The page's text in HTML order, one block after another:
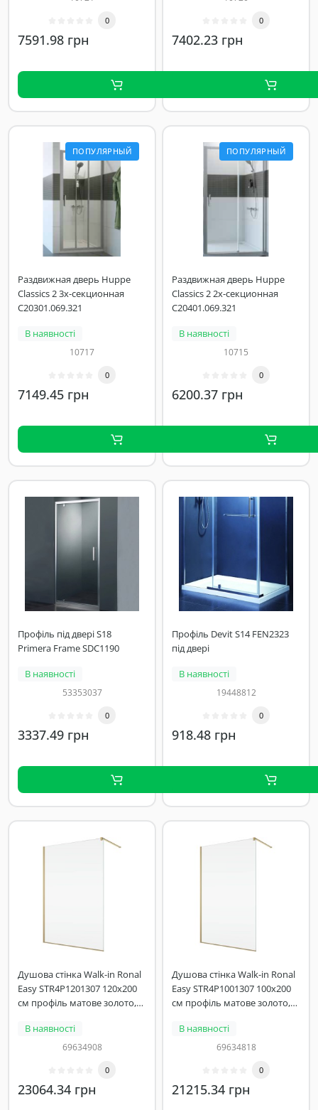
0
7591.98 грн
0
7402.23 грн
ПОПУЛЯРНЫЙ
Раздвижная дверь Huppe
Classics 2 3х-секционная
C20301.069.321
В наявності
10717
0
7149.45 грн
ПОПУЛЯРНЫЙ
Раздвижная дверь Huppe
Classics 2 2х-секционная
C20401.069.321
В наявності
10715
0
6200.37 грн
Профіль під двері S18
Primera Frame SDC1190
В наявності
53353037
0
3337.49 грн
Профіль Devit S14 FEN2323
під двері
В наявності
19448812
0
918.48 грн
Душова стінка Walk-in Ronal
Easy STR4P1201307 120х200
см профіль матове золото,
В наявності
69634908
0
23064.34 грн
Душова стінка Walk-in Ronal
Easy STR4P1001307 100х200
см профіль матове золото,
В наявності
69634818
0
21215.34 грн